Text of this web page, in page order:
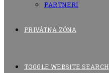
PARTNERI
PRIVÁTNA ZÓNA
TOGGLE WEBSITE SEARCH